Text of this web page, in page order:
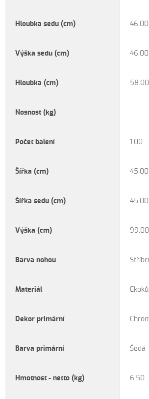
Hloubka sedu (cm) 46.00
Výška sedu (cm) 46.00
Hloubka (cm) 58.00
Nosnost (kg)
Počet balení 1.00
Šířka (cm) 45.00
Šířka sedu (cm) 45.00
Výška (cm) 99.00
Barva nohou
Materiál
Dekor primární
Barva primární Šedá
Hmotnost - netto (kg) 6.50